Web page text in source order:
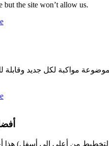
the site won’t allow us.